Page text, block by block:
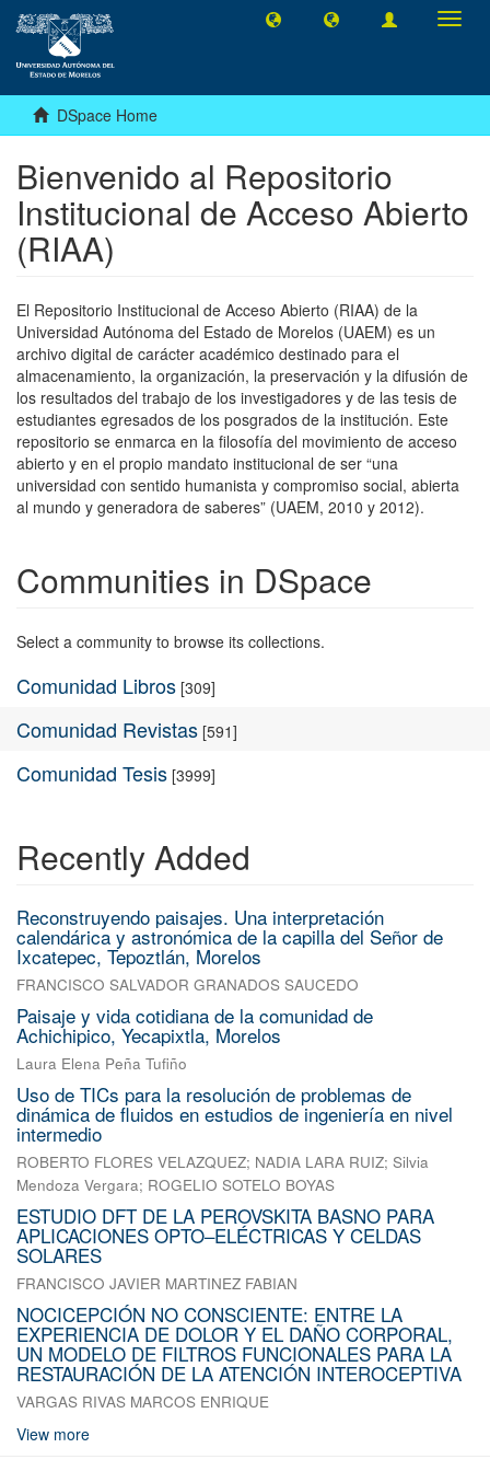
DSpace Home
Bienvenido al Repositorio
Institucional de Acceso Abierto
(RIAA)
El Repositorio Institucional de Acceso Abierto (RIAA) de la
Universidad Autónoma del Estado de Morelos (UAEM) es un
archivo digital de carácter académico destinado para el
almacenamiento, la organización, la preservación y la difusión de
los resultados del trabajo de los investigadores y de las tesis de
estudiantes egresados de los posgrados de la institución. Este
repositorio se enmarca en la filosofía del movimiento de acceso
abierto y en el propio mandato institucional de ser “una
universidad con sentido humanista y compromiso social, abierta
al mundo y generadora de saberes” (UAEM, 2010 y 2012).
Communities in DSpace
Select a community to browse its collections.
Comunidad Libros [309]
Comunidad Revistas [591]
Comunidad Tesis [3999]
Recently Added
Reconstruyendo paisajes. Una interpretación
calendárica y astronómica de la capilla del Señor de
Ixcatepec, Tepoztlán, Morelos
FRANCISCO SALVADOR GRANADOS SAUCEDO
Paisaje y vida cotidiana de la comunidad de
Achichipico, Yecapixtla, Morelos
Laura Elena Peña Tufiño
Uso de TICs para la resolución de problemas de
dinámica de fluidos en estudios de ingeniería en nivel
intermedio
ROBERTO FLORES VELAZQUEZ; NADIA LARA RUIZ; Silvia
Mendoza Vergara; ROGELIO SOTELO BOYAS
ESTUDIO DFT DE LA PEROVSKITA BASNO PARA
APLICACIONES OPTO–ELÉCTRICAS Y CELDAS
SOLARES
FRANCISCO JAVIER MARTINEZ FABIAN
NOCICEPCIÓN NO CONSCIENTE: ENTRE LA
EXPERIENCIA DE DOLOR Y EL DAÑO CORPORAL,
UN MODELO DE FILTROS FUNCIONALES PARA LA
RESTAURACIÓN DE LA ATENCIÓN INTEROCEPTIVA
VARGAS RIVAS MARCOS ENRIQUE
View more